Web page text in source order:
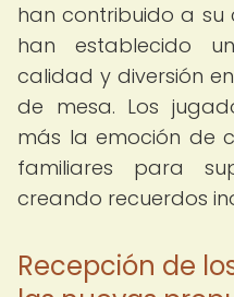
han contribuido a
han establecido
calidad y diversión
de mesa. Los
más la emoción de
familiares para
creando recuerdos
Recepción de